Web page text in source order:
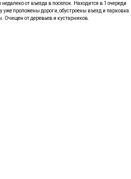
от въезда в поселок. Находится в 1 очереди
уже проложены дороги, обустроены въезд и парковка.
от деревьев и кустарников.